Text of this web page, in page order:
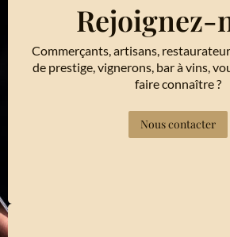
Rejoignez-
Commerçants, artisans,
de prestige, vignerons, bar à vins,
faire connaître ?
Nous contacter